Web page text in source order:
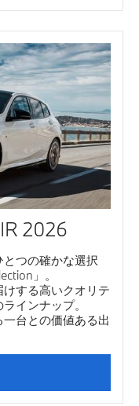
2026
つの確かな選択
」。
する高いクオリテ
インナップ。
台との価値ある出